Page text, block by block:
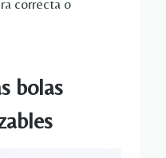
correcta o
bolas